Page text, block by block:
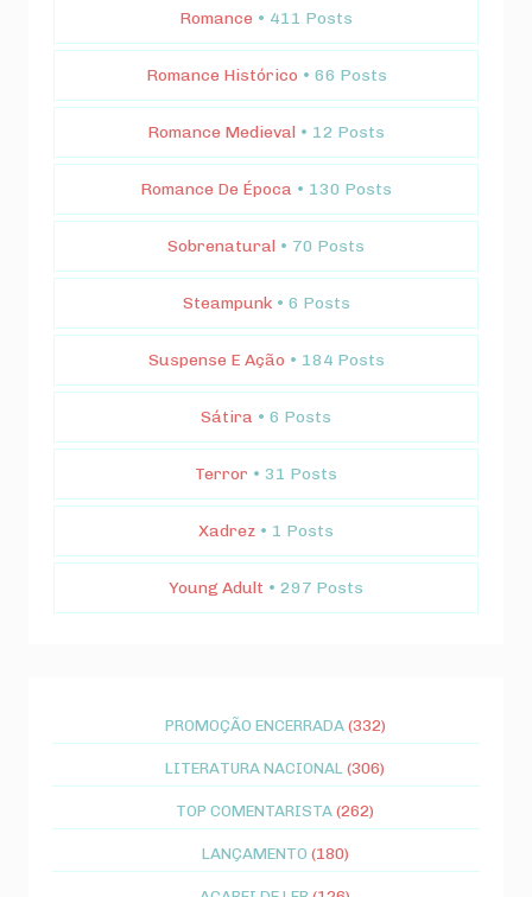
Romance • 411 Posts
Romance Histórico • 66 Posts
Romance Medieval • 12 Posts
Romance De Época • 130 Posts
Sobrenatural • 70 Posts
Steampunk • 6 Posts
Suspense E Ação • 184 Posts
Sátira • 6 Posts
Terror • 31 Posts
Xadrez • 1 Posts
Young Adult • 297 Posts
PROMOÇÃO ENCERRADA (332)
LITERATURA NACIONAL(306)
TOP COMENTARISTA(262)
LANÇAMENTO (180)